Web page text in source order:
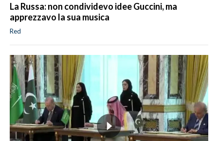
La Russa: non condividevo idee Guccini, ma
apprezzavo la sua musica
Red